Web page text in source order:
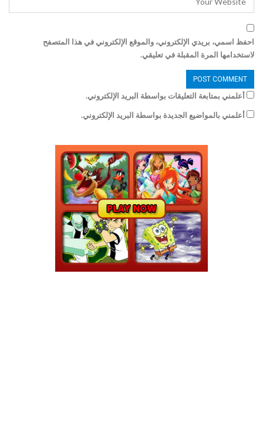
احفظ اسمي، بريدي الإلكتروني، والموقع الإلكتروني في هذا المتصفح
لاستخدامها المرة المقبلة في تعليقي.
أعلمني بمتابعة التعليقات بواسطة البريد الإلكتروني.
أعلمني بالمواضيع الجديدة بواسطة البريد الإلكتروني.